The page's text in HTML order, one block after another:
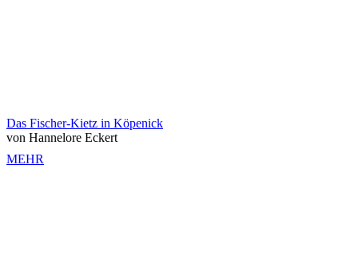
Das Fischer-Kietz in Köpenick
von Hannelore Eckert
MEHR